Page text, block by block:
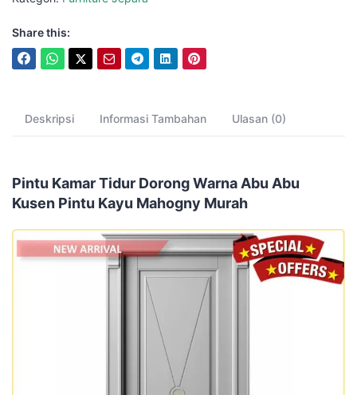
Share this:
Deskripsi Informasi Tambahan Ulasan (0)
Pintu Kamar Tidur Dorong Warna Abu Abu
Kusen Pintu Kayu Mahogny Murah